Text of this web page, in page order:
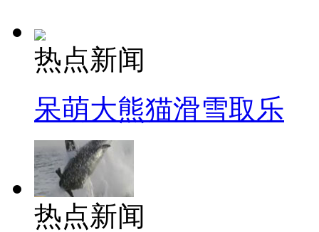
热点新闻
呆萌大熊猫滑雪取乐
热点新闻